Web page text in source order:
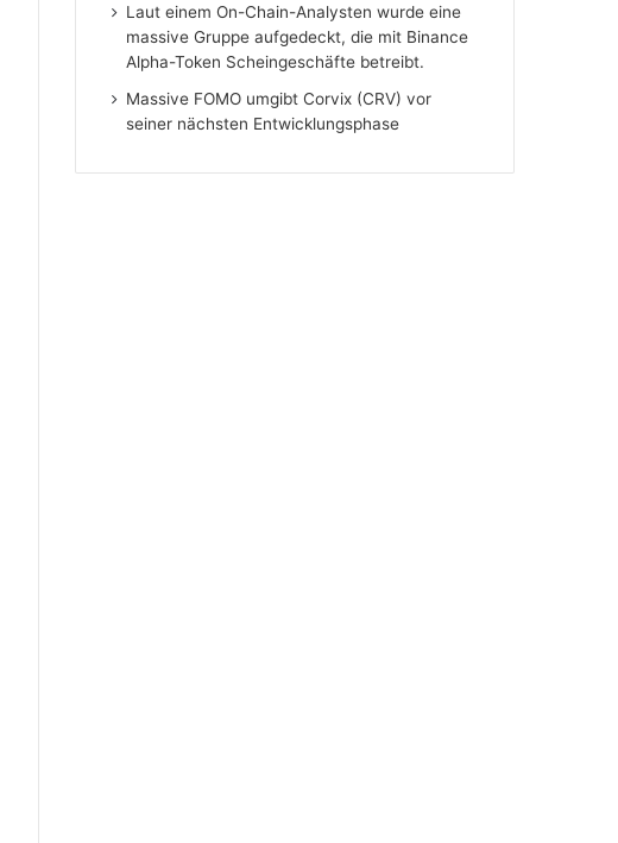
Laut einem On-Chain-Analysten wurde eine
massive Gruppe aufgedeckt, die mit Binance
Alpha-Token Scheingeschäfte betreibt.
Massive FOMO umgibt Corvix (CRV) vor
seiner nächsten Entwicklungsphase